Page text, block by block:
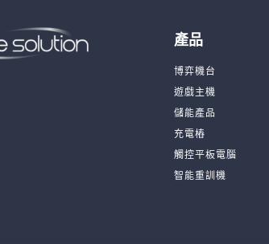
產品
博弈機台
遊戲主機
儲能產品
充電樁
觸控平板電腦
智能重訓機